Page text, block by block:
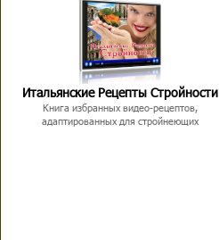
Итальянские Рецепты Стройности
Книга избранных видео-рецептов,
адаптированных для стройнеющих